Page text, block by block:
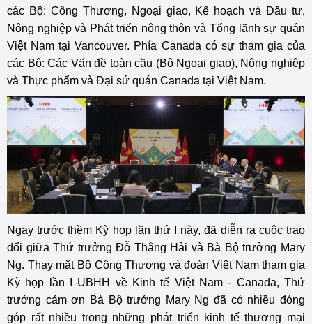
các Bộ: Công Thương, Ngoại giao, Kế hoạch và Đầu tư,
Nông nghiệp và Phát triển nông thôn và Tổng lãnh sự quán
Việt Nam tại Vancouver. Phía Canada có sự tham gia của
các Bộ: Các Vấn đề toàn cầu (Bộ Ngoại giao), Nông nghiệp
và Thực phẩm và Đại sứ quán Canada tại Việt Nam.
Ngay trước thềm Kỳ họp lần thứ I này, đã diễn ra cuộc trao
đổi giữa Thứ trưởng Đỗ Thắng Hải và Bà Bộ trưởng Mary
Ng. Thay mặt Bộ Công Thương và đoàn Việt Nam tham gia
Kỳ họp lần I UBHH về Kinh tế Việt Nam - Canada, Thứ
trưởng cảm ơn Bà Bộ trưởng Mary Ng đã có nhiều đóng
góp rất nhiều trong những phát triển kinh tế thương mại